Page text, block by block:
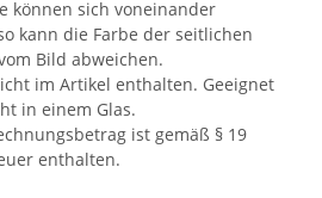
können sich voneinander
kann die Farbe der seitlichen
Bild abweichen.
im Artikel enthalten. Geeignet
in einem Glas.
ist gemäß § 19
enthalten.